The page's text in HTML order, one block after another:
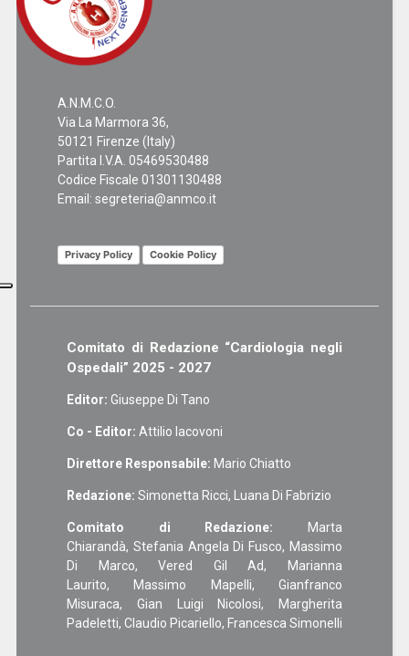
A.N.M.C.O.
Via La Marmora 36,
50121 Firenze (Italy)
Partita I.V.A. 05469530488
Codice Fiscale 01301130488
Email: segreteria@anmco.it
Privacy Policy Cookie Policy
Comitato di Redazione “Cardiologia negli
Ospedali” 2025 - 2027
Editor: Giuseppe Di Tano
Co - Editor: Attilio Iacovoni
Direttore Responsabile: Mario Chiatto
Redazione: Simonetta Ricci, Luana Di Fabrizio
Comitato di Redazione: Marta
Chiarandà, Stefania Angela Di Fusco, Massimo
Di Marco, Vered Gil Ad, Marianna
Laurito, Massimo Mapelli, Gianfranco
Misuraca, Gian Luigi Nicolosi, Margherita
Padeletti, Claudio Picariello, Francesca Simonelli